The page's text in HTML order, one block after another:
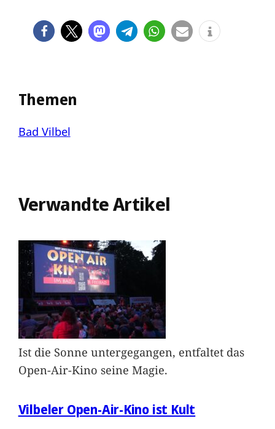
Themen
Bad Vilbel
Verwandte Artikel
Ist die Sonne untergegangen, entfaltet das
Open-Air-Kino seine Magie.
Vilbeler Open-Air-Kino ist Kult